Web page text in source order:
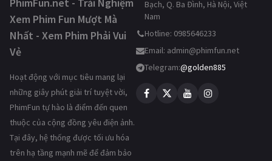
Xem Phim Fun Mượt Mà
Nhất - Xem Phim Phải Vui
Vẻ
Hoạt động với mục tiêu mang lại
những giây phút giải trí tuyệt vời,
PhimFun tự hào là điểm đến quen
thuộc của cộng đồng yêu điện ảnh.
Tại đây, hệ thống được tối ưu hóa
trên hạ tầng mạnh mẽ để đảm bảo
Bạch, Q. Ba Đình, Hà Nội, Việt
Nam
Hotline: 0985646233
Email: admin@phimfun.net
Telegram:@golden885